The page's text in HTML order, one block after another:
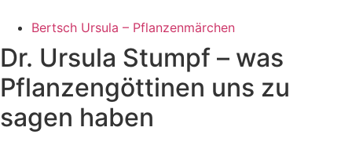
Bertsch Ursula – Pflanzenmärchen
Dr. Ursula Stumpf – was
Pflanzengöttinen uns zu
sagen haben